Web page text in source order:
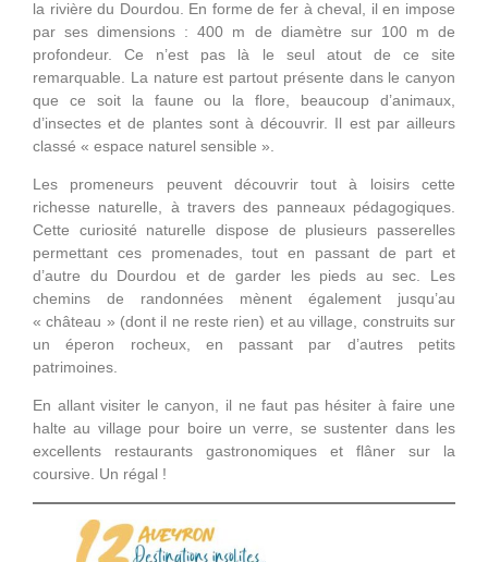
la rivière du Dourdou. En forme de fer à cheval, il en impose
par ses dimensions : 400 m de diamètre sur 100 m de
profondeur. Ce n’est pas là le seul atout de ce site
remarquable. La nature est partout présente dans le canyon
que ce soit la faune ou la flore, beaucoup d’animaux,
d’insectes et de plantes sont à découvrir. Il est par ailleurs
classé « espace naturel sensible ».
Les promeneurs peuvent découvrir tout à loisirs cette
richesse naturelle, à travers des panneaux pédagogiques.
Cette curiosité naturelle dispose de plusieurs passerelles
permettant ces promenades, tout en passant de part et
d’autre du Dourdou et de garder les pieds au sec. Les
chemins de randonnées mènent également jusqu’au
« château » (dont il ne reste rien) et au village, construits sur
un éperon rocheux, en passant par d’autres petits
patrimoines.
En allant visiter le canyon, il ne faut pas hésiter à faire une
halte au village pour boire un verre, se sustenter dans les
excellents restaurants gastronomiques et flâner sur la
coursive. Un régal !